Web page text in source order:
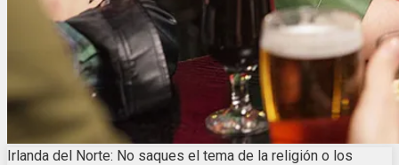
Irlanda del Norte: No saques el tema de la religión o los